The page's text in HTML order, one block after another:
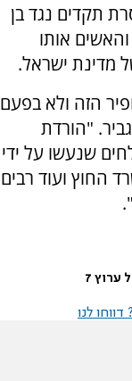
תקדים נגד בן
אותו
מדינת ישראל.
הזה ולא בפעם
"הורדת
שנעשו על ידי
החוץ ועוד רבים
7
לנו